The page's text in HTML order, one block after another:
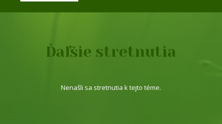
Ďaľšie stretnutia
Nenašli sa stretnutia k tejto téme.